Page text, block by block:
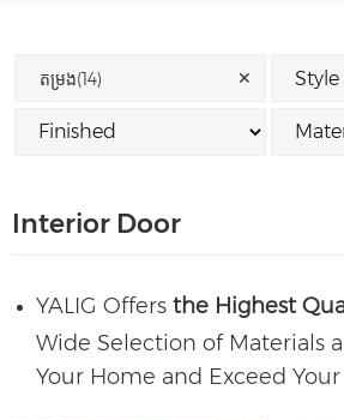
តម្រង(14) ✕
Interior Door
YALIG Offers the Highest
Wide Selection of Materials
Your Home and Exceed